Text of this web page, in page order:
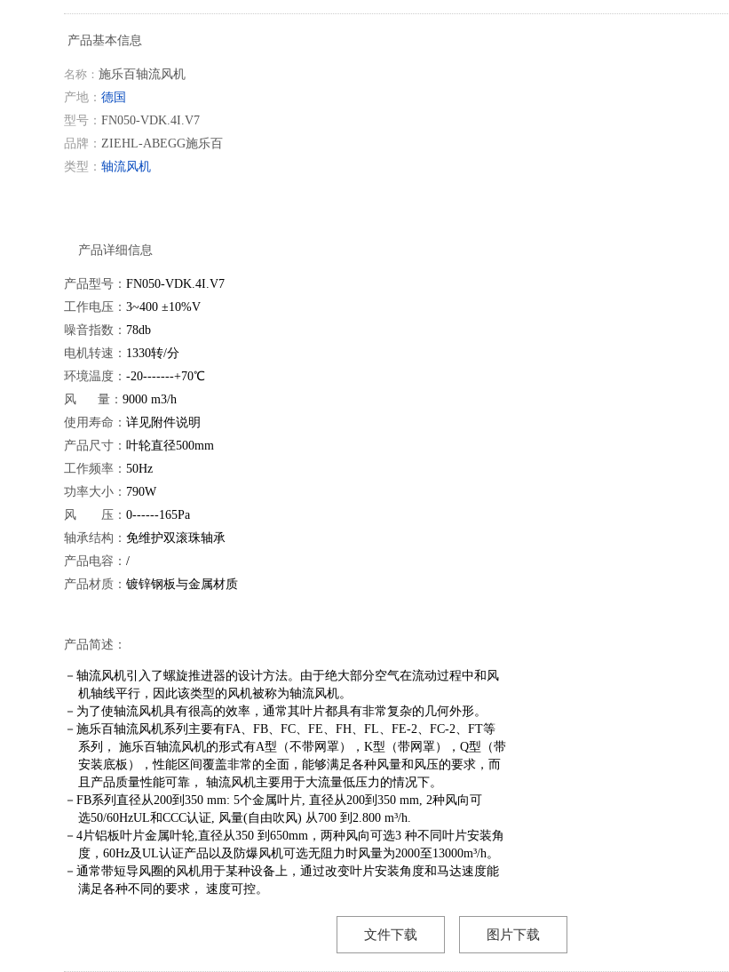
产品基本信息
名称： 施乐百轴流风机
产地： 德国
型号： FN050-VDK.4I.V7
品牌： ZIEHL-ABEGG施乐百
类型： 轴流风机
产品详细信息
产品型号： FN050-VDK.4I.V7
工作电压： 3~400 ±10%V
噪音指数： 78db
电机转速： 1330转/分
环境温度： -20-------+70℃
风 量： 9000 m3/h
使用寿命： 详见附件说明
产品尺寸： 叶轮直径500mm
工作频率： 50Hz
功率大小： 790W
风 压： 0------165Pa
轴承结构： 免维护双滚珠轴承
产品电容： /
产品材质： 镀锌钢板与金属材质
产品简述：
－轴流风机引入了螺旋推进器的设计方法。由于绝大部分空气在流动过程中和风
机轴线平行，因此该类型的风机被称为轴流风机。
－为了使轴流风机具有很高的效率，通常其叶片都具有非常复杂的几何外形。
－施乐百轴流风机系列主要有FA、FB、FC、FE、FH、FL、FE-2、FC-2、FT等
系列， 施乐百轴流风机的形式有A型（不带网罩），K型（带网罩），Q型（带
安装底板），性能区间覆盖非常的全面，能够满足各种风量和风压的要求，而
且产品质量性能可靠， 轴流风机主要用于大流量低压力的情况下。
－FB系列直径从200到350 mm: 5个金属叶片, 直径从200到350 mm, 2种风向可
选50/60HzUL和CCC认证, 风量(自由吹风) 从700 到2.800 m³/h.
－4片铝板叶片金属叶轮,直径从350 到650mm，两种风向可选3 种不同叶片安装角
度，60Hz及UL认证产品以及防爆风机可选无阻力时风量为2000至13000m³/h。
－通常带短导风圈的风机用于某种设备上，通过改变叶片安装角度和马达速度能
满足各种不同的要求， 速度可控。
文件下载 图片下载